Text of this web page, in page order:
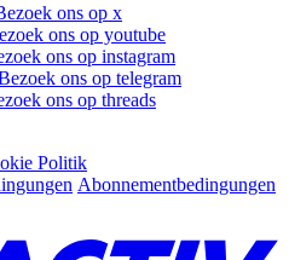
ons op x
ons op youtube
ons op instagram
ons op telegram
ons op threads
Politik
Abonnementbedingungen